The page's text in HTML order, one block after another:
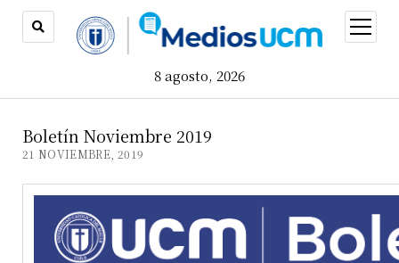
8 agosto, 2026
open
menu
Boletín Noviembre 2019
21 NOVIEMBRE, 2019